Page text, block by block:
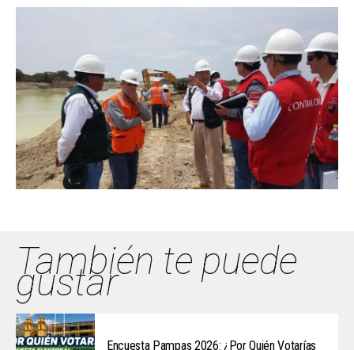
También te puede
gustar
Encuesta Pampas 2026: ¿Por Quién Votarías